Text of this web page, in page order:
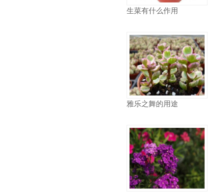
生菜有什么作用
雅乐之舞的用途